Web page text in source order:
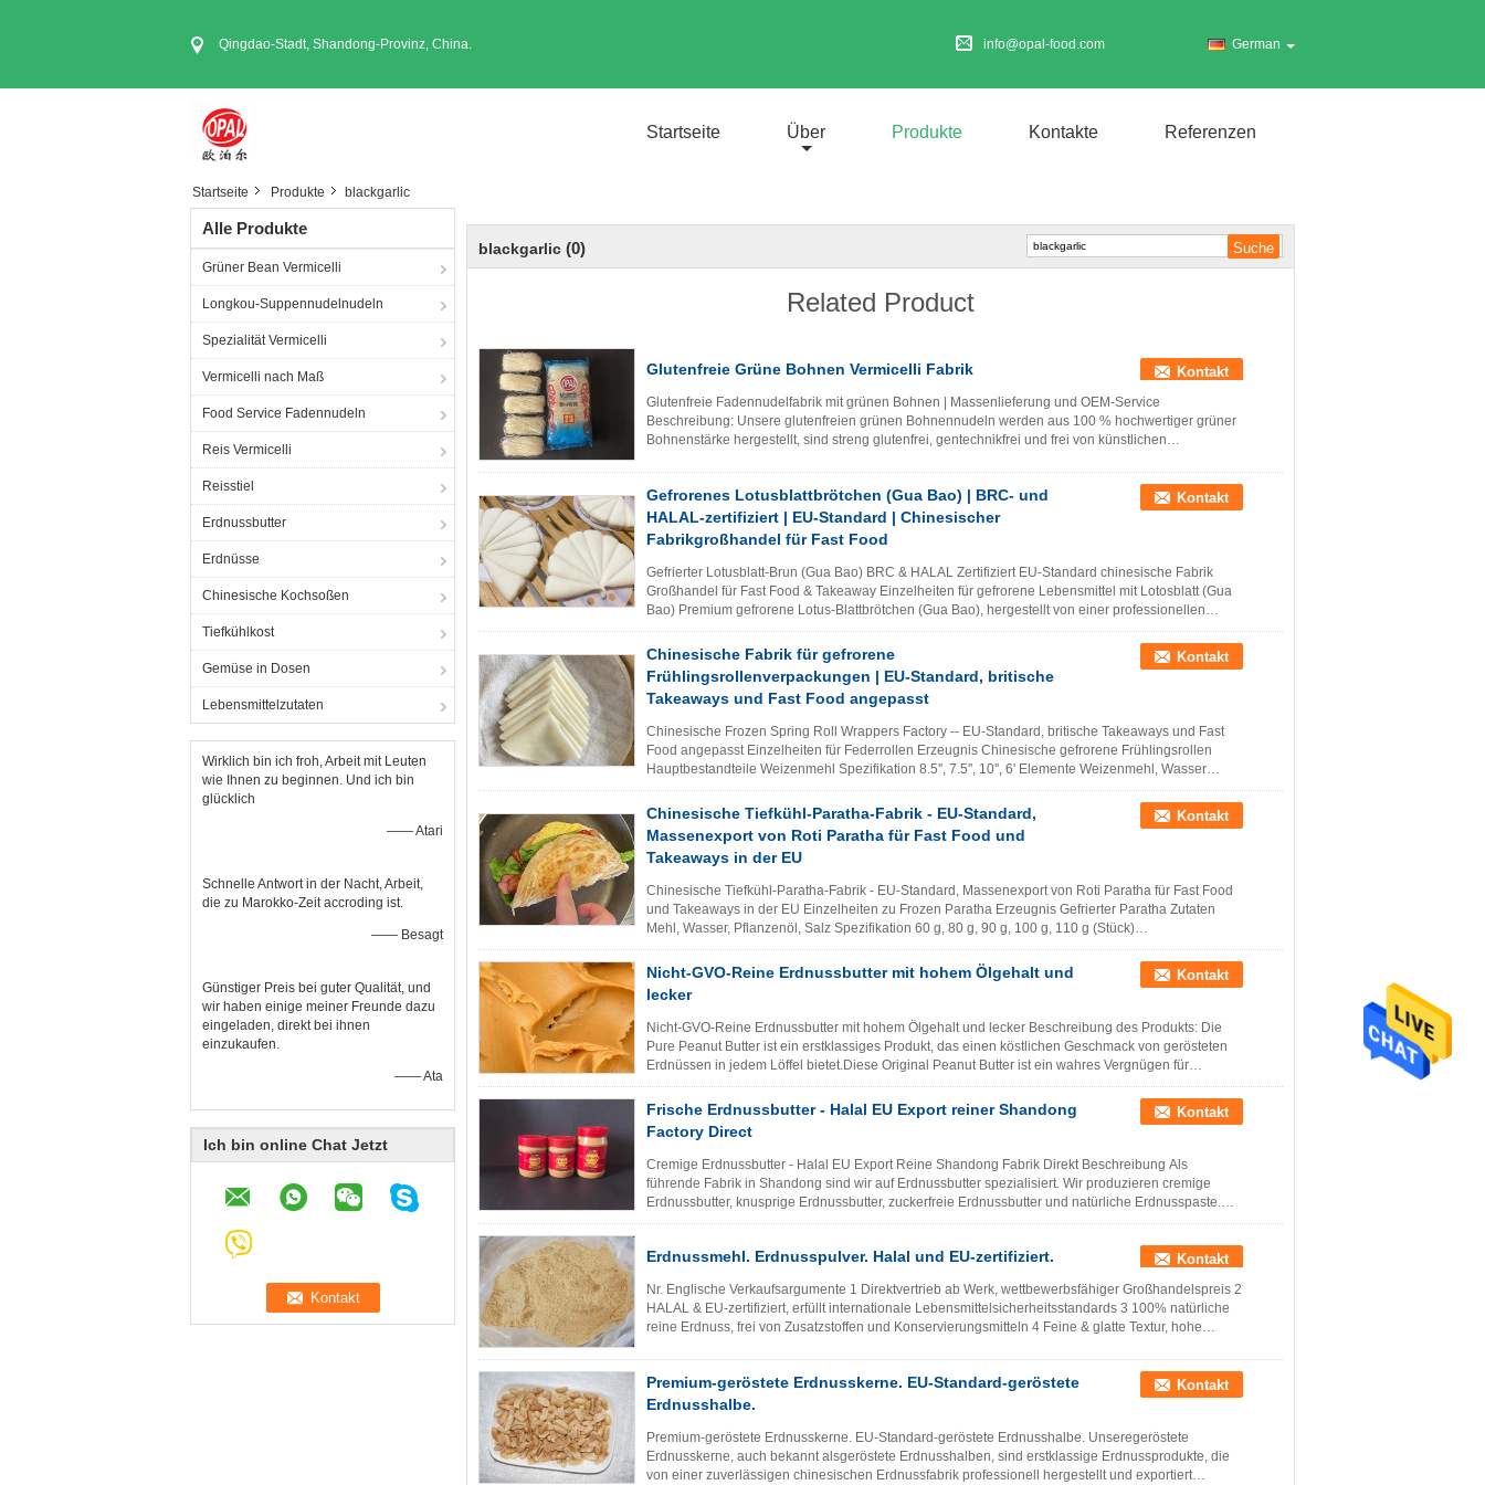
Qingdao-Stadt, Shandong-Provinz, China. info@opal-food.com German
Startseite Über Produkte Kontakte Referenzen
Startseite Produkte blackgarlic
Alle Produkte
Grüner Bean Vermicelli
Longkou-Suppennudelnudeln
Spezialität Vermicelli
Vermicelli nach Maß
Food Service Fadennudeln
Reis Vermicelli
Reisstiel
Erdnussbutter
Erdnüsse
Chinesische Kochsoßen
Tiefkühlkost
Gemüse in Dosen
Lebensmittelzutaten
Wirklich bin ich froh, Arbeit mit Leuten
wie Ihnen zu beginnen. Und ich bin
glücklich
—— Atari
Schnelle Antwort in der Nacht, Arbeit,
die zu Marokko-Zeit accroding ist.
—— Besagt
Günstiger Preis bei guter Qualität, und
wir haben einige meiner Freunde dazu
eingeladen, direkt bei ihnen
einzukaufen.
—— Ata
Ich bin online Chat Jetzt
blackgarlic (0)
Related Product
Glutenfreie Grüne Bohnen Vermicelli Fabrik Kontakt
Glutenfreie Fadennudelfabrik mit grünen Bohnen | Massenlieferung und OEM-Service
Beschreibung: Unsere glutenfreien grünen Bohnennudeln werden aus 100 % hochwertiger grüner
Bohnenstärke hergestellt, sind streng glutenfrei, gentechnikfrei und frei von künstlichen
Gefrorenes Lotusblattbrötchen (Gua Bao) | BRC- und
HALAL-zertifiziert | EU-Standard | Chinesischer
Fabrikgroßhandel für Fast Food
Kontakt
Gefrierter Lotusblatt-Brun (Gua Bao) BRC & HALAL Zertifiziert EU-Standard chinesische Fabrik
Großhandel für Fast Food & Takeaway Einzelheiten für gefrorene Lebensmittel mit Lotosblatt (Gua
Bao) Premium gefrorene Lotus-Blattbrötchen (Gua Bao), hergestellt von einer professionellen
chinesischen Tiefk...
Lesen Sie weiter
Chinesische Fabrik für gefrorene
Frühlingsrollenverpackungen | EU-Standard, britische
Takeaways und Fast Food angepasst
Kontakt
Chinesische Frozen Spring Roll Wrappers Factory -- EU-Standard, britische Takeaways und Fast
Food angepasst Einzelheiten für Federrollen Erzeugnis Chinesische gefrorene Frühlingsrollen
Hauptbestandteile Weizenmehl Spezifikation 8.5'', 7.5'', 10'', 6' Elemente Weizenmehl, Wasser
Gebrauchsanweisung ...
Lesen Sie weiter
Chinesische Tiefkühl-Paratha-Fabrik - EU-Standard,
Massenexport von Roti Paratha für Fast Food und
Takeaways in der EU
Kontakt
Chinesische Tiefkühl-Paratha-Fabrik - EU-Standard, Massenexport von Roti Paratha für Fast Food
und Takeaways in der EU Einzelheiten zu Frozen Paratha Erzeugnis Gefrierter Paratha Zutaten
Mehl, Wasser, Pflanzenöl, Salz Spezifikation 60 g, 80 g, 90 g, 100 g, 110 g (Stück)
Produktkategorien Frühst...
Lesen Sie weiter
Nicht-GVO-Reine Erdnussbutter mit hohem Ölgehalt und
lecker
Kontakt
Nicht-GVO-Reine Erdnussbutter mit hohem Ölgehalt und lecker Beschreibung des Produkts: Die
Pure Peanut Butter ist ein erstklassiges Produkt, das einen köstlichen Geschmack von gerösteten
Erdnüssen in jedem Löffel bietet.Diese Original Peanut Butter ist ein wahres Vergnügen für
Erdnussbutterliebhaber...
Lesen Sie weiter
Frische Erdnussbutter - Halal EU Export reiner Shandong
Factory Direct
Kontakt
Cremige Erdnussbutter - Halal EU Export Reine Shandong Fabrik Direkt Beschreibung Als
führende Fabrik in Shandong sind wir auf Erdnussbutter spezialisiert. Wir produzieren cremige
Erdnussbutter, knusprige Erdnussbutter, zuckerfreie Erdnussbutter und natürliche Erdnusspaste.
Unsere cremige Erdnussbut...
Lesen Sie weiter
Erdnussmehl. Erdnusspulver. Halal und EU-zertifiziert. Kontakt
Nr. Englische Verkaufsargumente 1 Direktvertrieb ab Werk, wettbewerbsfähiger Großhandelspreis 2
HALAL & EU-zertifiziert, erfüllt internationale Lebensmittelsicherheitsstandards 3 100% natürliche
reine Erdnuss, frei von Zusatzstoffen und Konservierungsmitteln 4 Feine & glatte Textur, hohe
Premium-geröstete Erdnusskerne. EU-Standard-geröstete
Erdnusshalbe.
Kontakt
Premium-geröstete Erdnusskerne. EU-Standard-geröstete Erdnusshalbe. Unseregeröstete
Erdnusskerne, auch bekannt alsgeröstete Erdnusshalben, sind erstklassige Erdnussprodukte, die
von einer zuverlässigen chinesischen Erdnussfabrik professionell hergestellt und exportiert